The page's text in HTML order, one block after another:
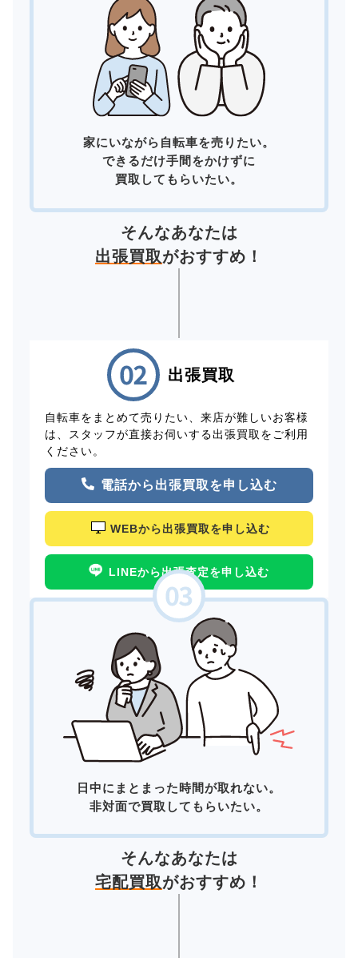
家にいながら自転車を売りたい。
できるだけ手間をかけずに
買取してもらいたい。
そんなあなたは
出張買取がおすすめ！
出張買取
自転車をまとめて売りたい、来店が難しいお客様
は、スタッフが直接お伺いする出張買取をご利用
ください。
電話から出張買取を申し込む
WEBから出張買取を申し込む
LINEから出張査定を申し込む
日中にまとまった時間が取れない。
非対面で買取してもらいたい。
そんなあなたは
宅配買取がおすすめ！